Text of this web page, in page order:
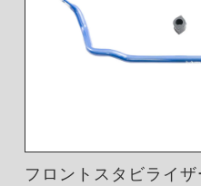
フロントスタビライ